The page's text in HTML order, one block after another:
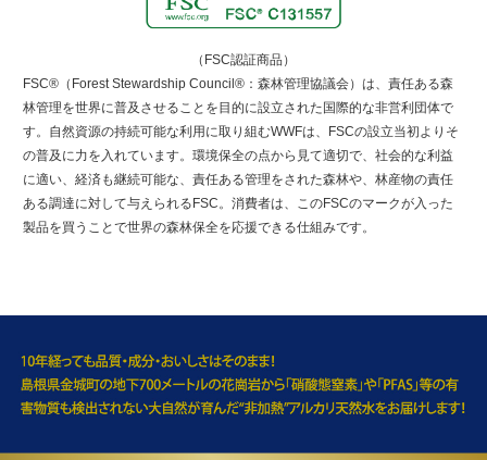
（FSC認証商品）
FSC®（Forest Stewardship Council®：森林管理協議会）は、責任ある森
林管理を世界に普及させることを目的に設立された国際的な非営利団体で
す。自然資源の持続可能な利用に取り組むWWFは、FSCの設立当初よりそ
の普及に力を入れています。環境保全の点から見て適切で、社会的な利益
に適い、経済も継続可能な、責任ある管理をされた森林や、林産物の責任
ある調達に対して与えられるFSC。消費者は、このFSCのマークが入った
製品を買うことで世界の森林保全を応援できる仕組みです。